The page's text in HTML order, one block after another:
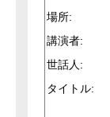
場所:
講演者:
世話人:
タイトル: